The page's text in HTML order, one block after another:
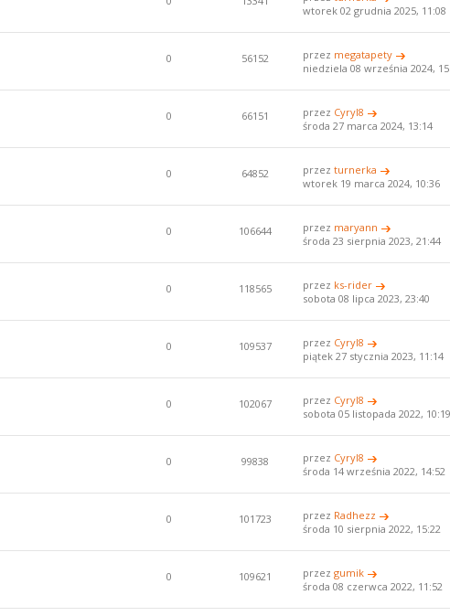
wtorek 02 grudnia 2025, 11:08
0 56152 przez megatapety
niedziela 08 września 2024,
0 66151 przez Cyryl8
środa 27 marca 2024, 13:14
0 64852 przezturnerka
wtorek 19 marca 2024, 10:36
0 106644 przez maryann
środa 23 sierpnia 2023, 21:44
0 118565 przez ks-rider
sobota 08 lipca 2023, 23:40
0 109537 przez Cyryl8
piątek 27 stycznia 2023, 11:14
0 102067 przez Cyryl8
sobota 05 listopada 2022, 10:19
0 99838 przez Cyryl8
środa 14 września 2022, 14:52
0 101723 przez Radhezz
środa 10 sierpnia 2022, 15:22
0 109621 przezgumik
środa 08 czerwca 2022, 11:52